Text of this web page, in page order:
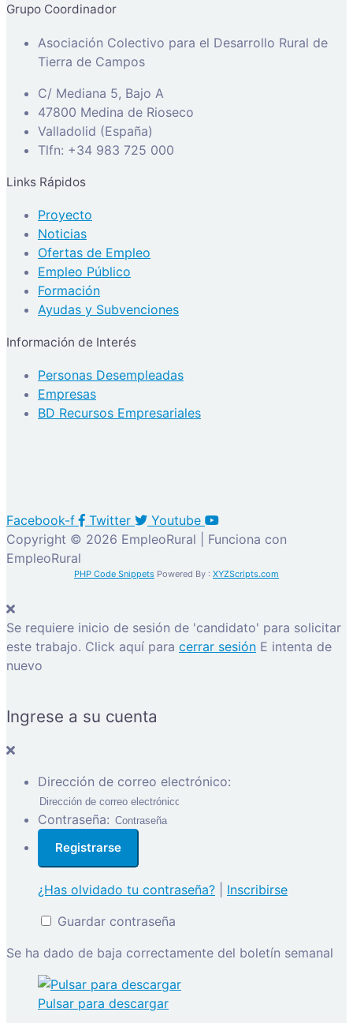
Grupo Coordinador
Asociación Colectivo para el Desarrollo Rural de
Tierra de Campos
C/ Mediana 5, Bajo A
47800 Medina de Rioseco
Valladolid (España)
Tlfn: +34 983 725 000
Links Rápidos
Proyecto
Noticias
Ofertas de Empleo
Empleo Público
Formación
Ayudas y Subvenciones
Información de Interés
Personas Desempleadas
Empresas
BD Recursos Empresariales
Facebook-f Twitter
Youtube
Copyright © 2026 EmpleoRural | Funciona con
EmpleoRural
PHP Code Snippets Powered By : XYZScripts.com
Se requiere inicio de sesión de 'candidato' para solicitar
este trabajo. Click aquí para cerrar sesión E intenta de
nuevo
Ingrese a su cuenta
Dirección de correo electrónico:
Contraseña:
¿Has olvidado tu contraseña?
Inscribirse
Guardar contraseña
Se ha dado de baja correctamente del boletín semanal
Pulsar para descargar